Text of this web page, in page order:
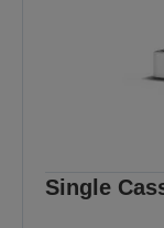
Single